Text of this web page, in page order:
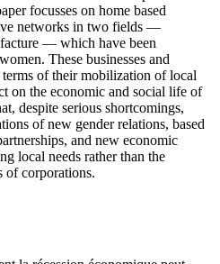
focusses on home based
networks in two fields —
— which have been
These businesses and
terms of their mobilization of local
on the economic and social life of
despite serious shortcomings,
of new gender relations, based
and new economic
local needs rather than the
of corporations.